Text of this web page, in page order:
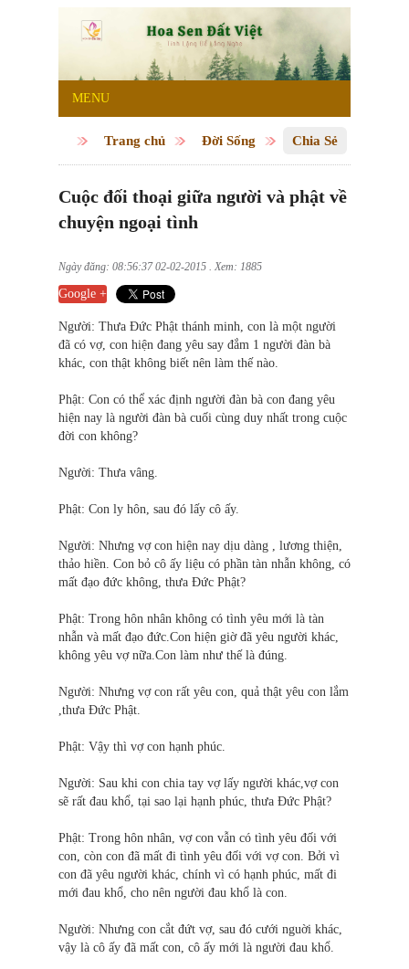
MENU
Trang chủ Đời Sống Chia Sẻ
Cuộc đối thoại giữa người và phật về
chuyện ngoại tình
Ngày đăng: 08:56:37 02-02-2015 . Xem: 1885
Google +
Người: Thưa Ðức Phật thánh minh, con là một người
đã có vợ, con hiện đang yêu say đắm 1 người đàn bà
khác, con thật không biết nên làm thế nào.
Phật: Con có thể xác định người đàn bà con đang yêu
hiện nay là người đàn bà cuối cùng duy nhất trong cuộc
đời con không?
Người: Thưa vâng.
Phật: Con ly hôn, sau đó lấy cô ấy.
Người: Nhưng vợ con hiện nay dịu dàng , lương thiện,
thảo hiền. Con bỏ cô ấy liệu có phần tàn nhẫn không, có
mất đạo đức không, thưa Ðức Phật?
Phật: Trong hôn nhân không có tình yêu mới là tàn
nhẫn và mất đạo đức.Con hiện giờ đã yêu người khác,
không yêu vợ nữa.Con làm như thế là đúng.
Người: Nhưng vợ con rất yêu con, quả thật yêu con lắm
,thưa Ðức Phật.
Phật: Vậy thì vợ con hạnh phúc.
Người: Sau khi con chia tay vợ lấy người khác,vợ con
sẽ rất đau khổ, tại sao lại hạnh phúc, thưa Ðức Phật?
Phật: Trong hôn nhân, vợ con vẫn có tình yêu đối với
con, còn con đã mất đi tình yêu đối với vợ con. Bởi vì
con đã yêu người khác, chính vì có hạnh phúc, mất đi
mới đau khổ, cho nên người đau khổ là con.
Người: Nhưng con cắt đứt vợ, sau đó cưới nguời khác,
vậy là cô ấy đã mất con, cô ấy mới là người đau khổ.